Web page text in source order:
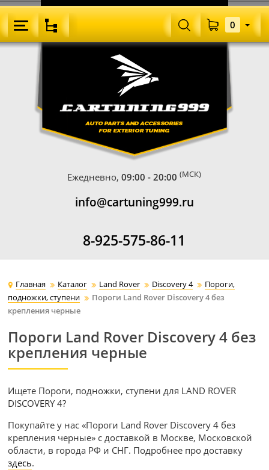
Ежедневно,09:00 - 20:00 (МСК)
info@cartuning999.ru
8-925-575-86-11
0
Главная Каталог Land Rover Discovery 4
Пороги,
подножки, ступени
Пороги Land Rover Discovery 4 без
крепления черные
Пороги Land Rover Discovery 4 без
крепления черные
Ищете Пороги, подножки, ступени для LAND ROVER
DISCOVERY 4?
Покупайте у нас «Пороги Land Rover Discovery 4 без
крепления черные» с доставкой в Москве, Московской
области, в города РФ и СНГ. Подробнее про доставку
здесь.